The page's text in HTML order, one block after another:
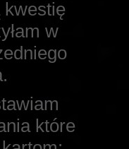
kwestię
w
które